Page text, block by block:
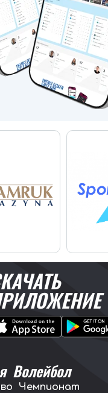
Волейбол
Чемпионат